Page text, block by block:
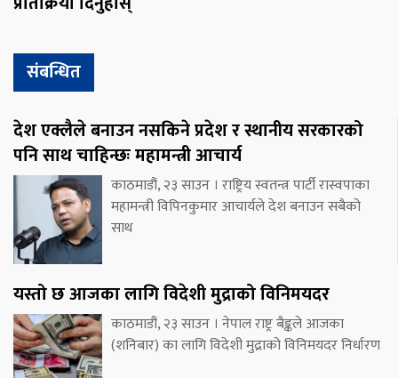
संबन्धित
देश एक्लैले बनाउन नसकिने प्रदेश र स्थानीय सरकारको
पनि साथ चाहिन्छः महामन्त्री आचार्य
काठमाडौं, २३ साउन । राष्ट्रिय स्वतन्त्र पार्टी रास्वपाका
महामन्त्री विपिनकुमार आचार्यले देश बनाउन सबैको
साथ
यस्तो छ आजका लागि विदेशी मुद्राको विनिमयदर
काठमाडौं, २३ साउन । नेपाल राष्ट्र बैङ्कले आजका
(शनिबार) का लागि विदेशी मुद्राको विनिमयदर निर्धारण